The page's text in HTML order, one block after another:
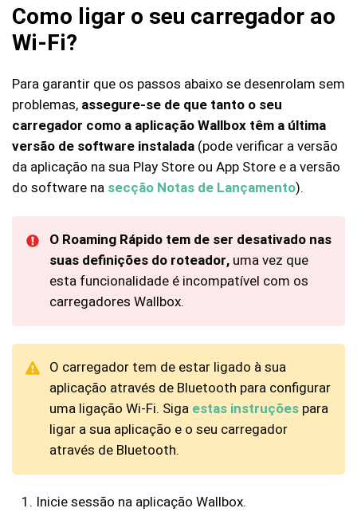
Como ligar o seu carregador ao
Wi-Fi?
Para garantir que os passos abaixo se desenrolam sem
problemas, assegure-se de que tanto o seu
carregador como a aplicação Wallbox têm a última
versão de software instalada (pode verificar a versão
da aplicação na sua Play Store ou App Store e a versão
do software na secção Notas de Lançamento).
O Roaming Rápido tem de ser desativado nas
suas definições do roteador, uma vez que
esta funcionalidade é incompatível com os
carregadores Wallbox.
O carregador tem de estar ligado à sua
aplicação através de Bluetooth para configurar
uma ligação Wi-Fi. Siga estas instruçõespara
ligar a sua aplicação e o seu carregador
através de Bluetooth.
Inicie sessão na aplicação Wallbox.